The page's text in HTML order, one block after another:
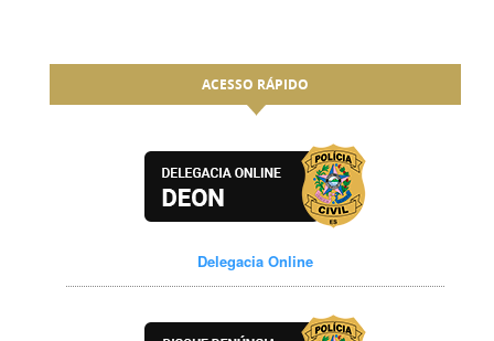
ACESSO RÁPIDO
Delegacia Online